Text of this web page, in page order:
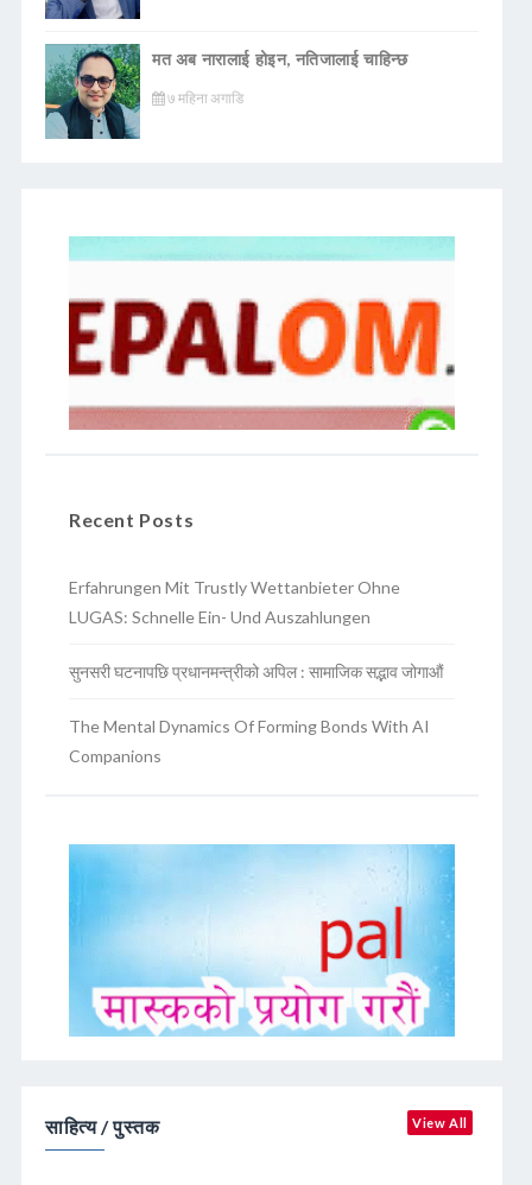
मत अब नारालाई होइन, नतिजालाई चाहिन्छ
७ महिना अगाडि
Recent Posts
Erfahrungen Mit Trustly Wettanbieter Ohne
LUGAS: Schnelle Ein- Und Auszahlungen
सुनसरी घटनापछि प्रधानमन्त्रीको अपिल : सामाजिक सद्भाव जोगाऔं
The Mental Dynamics Of Forming Bonds With AI
Companions
साहित्य / पुस्तक View All